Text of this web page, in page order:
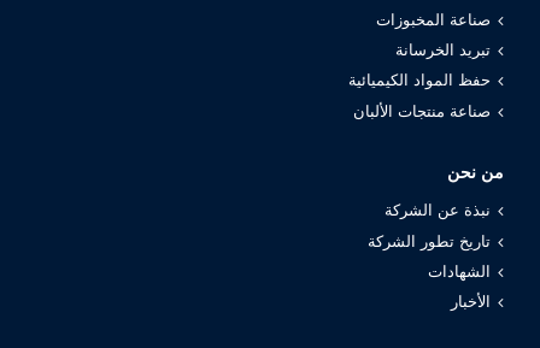
صناعة المخبوزات
تبريد الخرسانة
حفظ المواد الكيميائية
صناعة منتجات الألبان
من نحن
نبذة عن الشركة
تاريخ تطور الشركة
الشهادات
الأخبار